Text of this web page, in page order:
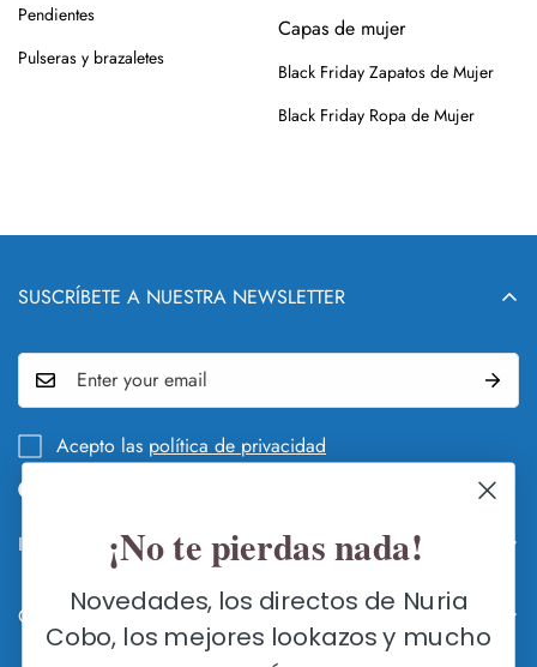
Pendientes
Pulseras y brazaletes
Capas de mujer
Black Friday Zapatos de Mujer
Black Friday Ropa de Mujer
SUSCRÍBETE A NUESTRA NEWSLETTER
Acepto las política de privacidad
Info legal y DEVOLUCIONES
QUIÉN Y QUÉ ES NURIA COBO
GUÍA DE CAMBIOS Y DEVOLUCIONES
Contacte con nosotros
FLAGSHIP STORE SEVILLA
¡No te pierdas nada!
Novedades, los directos de Nuria
Cobo, los mejores lookazos y mucho